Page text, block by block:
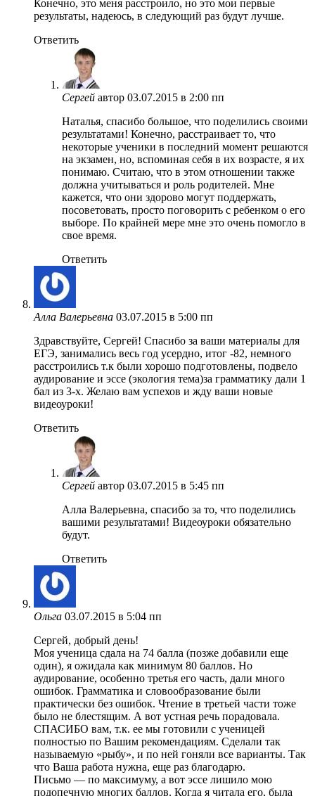
Конечно, это меня расстроило, но это мои первые
результаты, надеюсь, в следующий раз будут лучше.
Ответить
Сергей автор 03.07.2015 в 2:00 пп
Наталья, спасибо большое, что поделились своими
результатами! Конечно, расстраивает то, что
некоторые ученики в последний момент решаются
на экзамен, но, вспоминая себя в их возрасте, я их
понимаю. Считаю, что в этом отношении также
должна учитываться и роль родителей. Мне
кажется, что они здорово могут поддержать,
посоветовать, просто поговорить с ребенком о его
выборе. По крайней мере мне это очень помогло в
свое время.
Ответить
Алла Валерьевна 03.07.2015 в 5:00 пп
Здравствуйте, Сергей! Спасибо за ваши материалы для
ЕГЭ, занимались весь год усердно, итог -82, немного
расстроились т.к были хорошо подготовлены, подвело
аудирование и эссе (экология тема)за грамматику дали 1
бал из 3-х. Желаю вам успехов и жду ваши новые
видеоуроки!
Ответить
Сергей автор 03.07.2015 в 5:45 пп
Алла Валерьевна, спасибо за то, что поделились
вашими результатами! Видеоуроки обязательно
будут.
Ответить
Ольга 03.07.2015 в 5:04 пп
Сергей, добрый день!
Моя ученица сдала на 74 балла (позже добавили еще
один), я ожидала как минимум 80 баллов. Но
аудирование, особенно третья его часть, дали много
ошибок. Грамматика и словообразование были
практически без ошибок. Чтение в третьей части тоже
было не блестящим. А вот устная речь порадовала.
СПАСИБО вам, т.к. ее мы готовили с ученицей
полностью по Вашим рекомендациям. Сделали так
называемую «рыбу», и по ней гоняли все варианты. Так
что Ваша работа нужна, еще раз благодарю.
Письмо — по максимуму, а вот эссе лишило мою
подопечную многих баллов. Когда я читала его, была